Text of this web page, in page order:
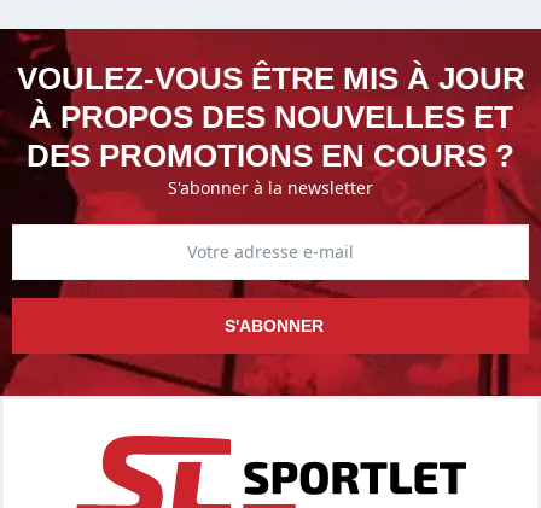
VOULEZ-VOUS ÊTRE MIS À JOUR
À PROPOS DES NOUVELLES ET
DES PROMOTIONS EN COURS ?
S'abonner à la newsletter
S'ABONNER